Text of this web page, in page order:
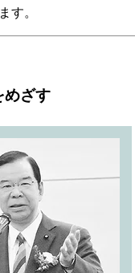
す。
めざす